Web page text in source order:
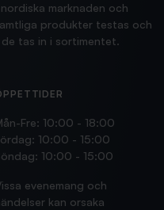
marknaden och
produkter testas och
tas in i sortimentet.
Fre: 10:00 - 18:00
10:00 - 15:00
10:00 - 15:00
evenemang och
kan orsaka